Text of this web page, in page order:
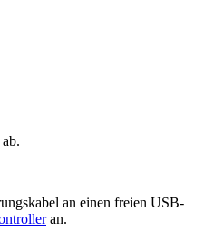
an einen freien USB-
an.